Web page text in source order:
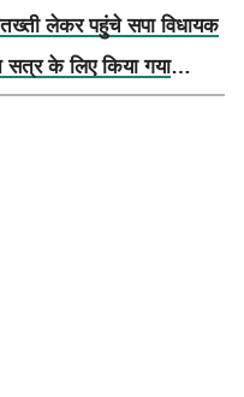
लेकर पहुंचे सपा विधायक
सत्र के लिए किया गया